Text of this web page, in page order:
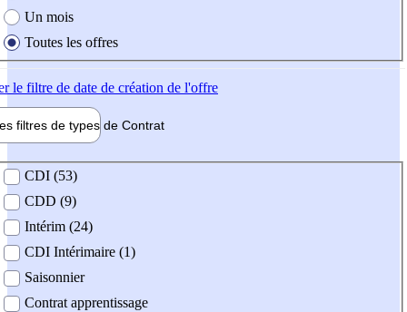
Un mois
Toutes les offres
le filtre de date de création de l'offre
filtres de types de Contrat
contrat
CDI (53)
CDD (9)
Intérim (24)
CDI Intérimaire (1)
Saisonnier
Contrat apprentissage